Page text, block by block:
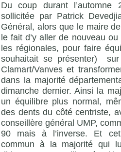
Du coup durant
sollicitée par Patrick
Général, alors que le maire
le fait d’y aller de nouveau
les régionales, pour faire
souhaitait se présenter)
Clamart/Vanves et
dans la majorité
dimanche dernier. Ainsi la
un équilibre plus normal,
des dents du côté centriste,
conseillère général UMP,
90 mais à l’inverse. Et
commun à la majorité qui